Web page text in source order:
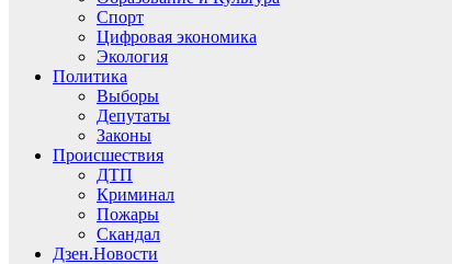
Спорт
Цифровая экономика
Экология
Политика
Выборы
Депутаты
Законы
Происшествия
ДТП
Криминал
Пожары
Скандал
Дзен.Новости